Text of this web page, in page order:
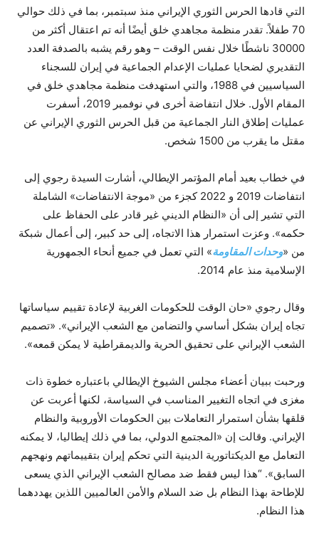
التي قادها الحرس الثوري الإيراني منذ سبتمبر، بما في ذلك حوالي
70 طفلاً. تقدر منظمة مجاهدي خلق أيضًا أنه تم اعتقال أكثر من
30000 ناشطًا خلال نفس الوقت – وهو رقم يشبه بالصدفة العدد
التقديري لضحايا عمليات الإعدام الجماعية في إيران للسجناء
السياسيين في 1988، والتي استهدفت منظمة مجاهدي خلق في
المقام الأول. خلال انتفاضة أخرى في نوفمبر 2019، أسفرت
عمليات إطلاق النار الجماعية من قبل الحرس الثوري الإيراني عن
مقتل ما يقرب من 1500 شخص.
في خطاب بعيد أمام المؤتمر الإيطالي، أشارت السيدة رجوي إلى
انتفاضات 2019 و 2022 كجزء من «موجة الانتفاضات» الشاملة
التي تشير إلى أن «النظام الديني غير قادر على الحفاظ على
حكمه». وعزت استمرار هذا الاتجاه، إلى حد كبير، إلى أعمال شبكة
من «وحدات المقاومة» التي تعمل في جميع أنحاء الجمهورية
الإسلامية منذ عام 2014.
وقال رجوي «حان الوقت للحكومات الغربية لإعادة تقييم سياساتها
تجاه إيران بشكل أساسي والتضامن مع الشعب الإيراني». «تصميم
الشعب الإيراني على تحقيق الحرية والديمقراطية لا يمكن قمعه».
ورحبت ببيان أعضاء مجلس الشيوخ الإيطالي باعتباره خطوة ذات
مغزى في اتجاه التغيير المناسب في السياسة، لكنها أعربت عن
قلقها بشأن استمرار التعاملات بين الحكومات الأوروبية والنظام
الإيراني. وقالت إن «المجتمع الدولي، بما في ذلك إيطاليا، لا يمكنه
التعامل مع الديكتاتورية الدينية التي تحكم إيران بتقييماتهم ونهجهم
السابق». “هذا ليس فقط ضد مصالح الشعب الإيراني الذي يسعى
للإطاحة بهذا النظام بل ضد السلام والأمن العالميين اللذين يهددهما
هذا النظام.